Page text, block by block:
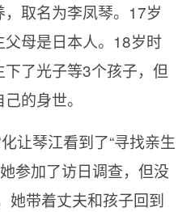
取名为李凤琴。17岁
母是日本人。18岁时
了光子等3个孩子，但
的身世。
让琴江看到了“寻找亲生
参加了访日调查，但没
她带着丈夫和孩子回到